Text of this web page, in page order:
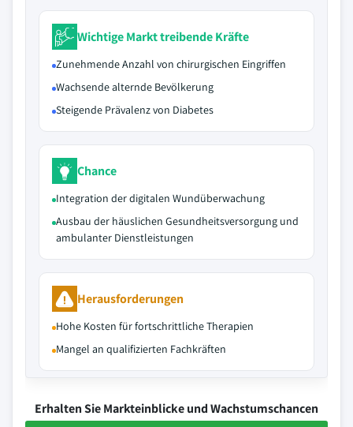
Wichtige Markt treibende Kräfte
Zunehmende Anzahl von chirurgischen Eingriffen
Wachsende alternde Bevölkerung
Steigende Prävalenz von Diabetes
Chance
Integration der digitalen Wundüberwachung
Ausbau der häuslichen Gesundheitsversorgung und
ambulanter Dienstleistungen
Herausforderungen
Hohe Kosten für fortschrittliche Therapien
Mangel an qualifizierten Fachkräften
Erhalten Sie Markteinblicke und Wachstumschancen